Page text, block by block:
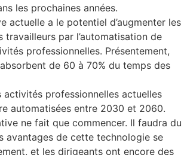
les prochaines années.
actuelle a le potentiel d’augmenter les
travailleurs par l’automatisation de
professionnelles. Présentement,
de 60 à 70% du temps des
activités professionnelles actuelles
automatisées entre 2030 et 2060.
ne fait que commencer. Il faudra du
avantages de cette technologie se
et les dirigeants ont encore des